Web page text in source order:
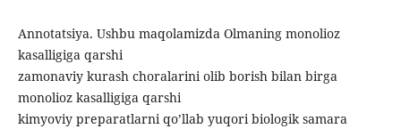
Annotatsiya. Ushbu maqolamizda Olmaning monolioz
kasalligiga qarshi
zamonaviy kurash choralarini olib borish bilan birga
monolioz kasalligiga qarshi
kimyoviy preparatlarni qo’llab yuqori biologik samara